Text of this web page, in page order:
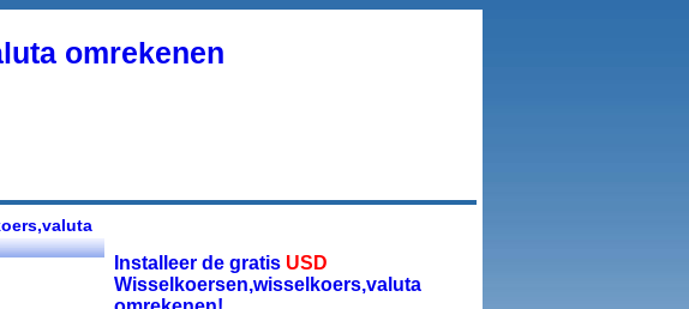
omrekenen
Installeer de gratis USD
Wisselkoersen,wisselkoers,valuta